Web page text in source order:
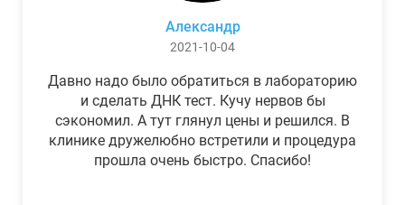
Александр
2021-10-04
Давно надо было обратиться в лабораторию
и сделать ДНК тест. Кучу нервов бы
сэкономил. А тут глянул цены и решился. В
клинике дружелюбно встретили и процедура
прошла очень быстро. Спасибо!